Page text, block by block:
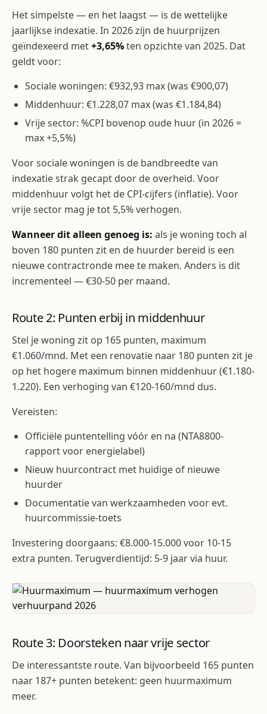
Het simpelste — en het laagst — is de wettelijke
jaarlijkse indexatie. In 2026 zijn de huurprijzen
geïndexeerd met+3,65%ten opzichte van 2025. Dat
geldt voor:
Sociale woningen: €932,93 max (was €900,07)
Middenhuur: €1.228,07 max (was €1.184,84)
Vrije sector: %CPI bovenop oude huur (in 2026 =
max +5,5%)
Voor sociale woningen is de bandbreedte van
indexatie strak gecapt door de overheid. Voor
middenhuur volgt het de CPI-cijfers (inflatie). Voor
vrije sector mag je tot 5,5% verhogen.
Wanneer dit alleen genoeg is: als je woning toch al
boven 180 punten zit en de huurder bereid is een
nieuwe contractronde mee te maken. Anders is dit
incrementeel — €30-50 per maand.
Route 2: Punten erbij in middenhuur
Stel je woning zit op 165 punten, maximum
€1.060/mnd. Met een renovatie naar 180 punten zit je
op het hogere maximum binnen middenhuur (€1.180-
1.220). Een verhoging van €120-160/mnd dus.
Vereisten:
Officiële puntentelling vóór en na (NTA8800-
rapport voor energielabel)
Nieuw huurcontract met huidige of nieuwe
huurder
Documentatie van werkzaamheden voor evt.
huurcommissie-toets
Investering doorgaans: €8.000-15.000 voor 10-15
extra punten. Terugverdientijd: 5-9 jaar via huur.
Route 3: Doorsteken naar vrije sector
De interessantste route. Van bijvoorbeeld 165 punten
naar 187+ punten betekent: geen huurmaximum
meer.